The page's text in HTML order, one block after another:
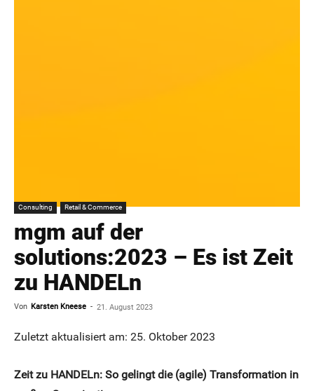
Consulting Retail & Commerce
mgm auf der
solutions:2023 – Es ist Zeit
zu HANDELn
Von Karsten Kneese - 21. August 2023
Zuletzt aktualisiert am: 25. Oktober 2023
Zeit zu HANDELn: So gelingt die (agile) Transformation in